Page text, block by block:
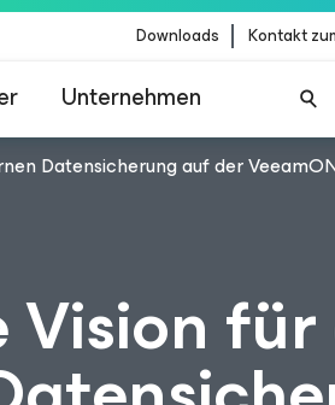
Downloads Kontakt
Unternehmen
Datensicherung auf der